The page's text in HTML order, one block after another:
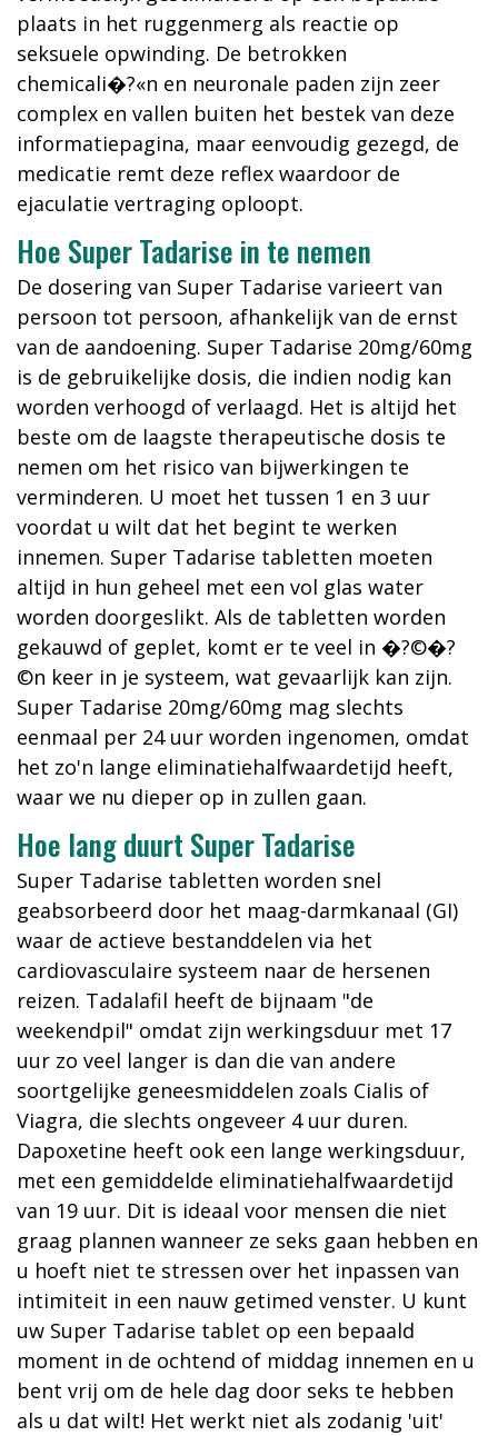
plaats in het ruggenmerg als reactie op
seksuele opwinding. De betrokken
chemicali�?«n en neuronale paden zijn zeer
complex en vallen buiten het bestek van deze
informatiepagina, maar eenvoudig gezegd, de
medicatie remt deze reflex waardoor de
ejaculatie vertraging oploopt.
Hoe Super Tadarise in te nemen
De dosering van Super Tadarise varieert van
persoon tot persoon, afhankelijk van de ernst
van de aandoening. Super Tadarise 20mg/60mg
is de gebruikelijke dosis, die indien nodig kan
worden verhoogd of verlaagd. Het is altijd het
beste om de laagste therapeutische dosis te
nemen om het risico van bijwerkingen te
verminderen. U moet het tussen 1 en 3 uur
voordat u wilt dat het begint te werken
innemen. Super Tadarise tabletten moeten
altijd in hun geheel met een vol glas water
worden doorgeslikt. Als de tabletten worden
gekauwd of geplet, komt er te veel in �?©�?
©n keer in je systeem, wat gevaarlijk kan zijn.
Super Tadarise 20mg/60mg mag slechts
eenmaal per 24 uur worden ingenomen, omdat
het zo'n lange eliminatiehalfwaardetijd heeft,
waar we nu dieper op in zullen gaan.
Hoe lang duurt Super Tadarise
Super Tadarise tabletten worden snel
geabsorbeerd door het maag-darmkanaal (GI)
waar de actieve bestanddelen via het
cardiovasculaire systeem naar de hersenen
reizen. Tadalafil heeft de bijnaam "de
weekendpil" omdat zijn werkingsduur met 17
uur zo veel langer is dan die van andere
soortgelijke geneesmiddelen zoals Cialis of
Viagra, die slechts ongeveer 4 uur duren.
Dapoxetine heeft ook een lange werkingsduur,
met een gemiddelde eliminatiehalfwaardetijd
van 19 uur. Dit is ideaal voor mensen die niet
graag plannen wanneer ze seks gaan hebben en
u hoeft niet te stressen over het inpassen van
intimiteit in een nauw getimed venster. U kunt
uw Super Tadarise tablet op een bepaald
moment in de ochtend of middag innemen en u
bent vrij om de hele dag door seks te hebben
als u dat wilt! Het werkt niet als zodanig 'uit'